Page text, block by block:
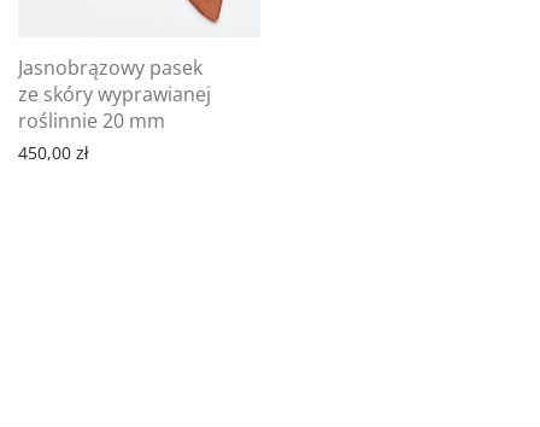
Jasnobrązowy pasek
ze skóry wyprawianej
roślinnie 20 mm
450,00 zł